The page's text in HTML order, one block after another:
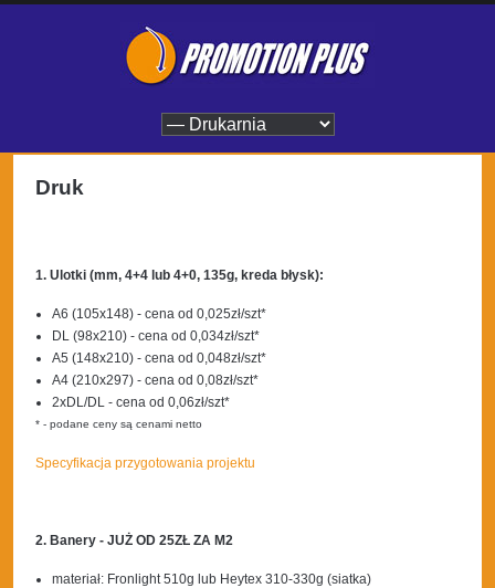
Druk
1. Ulotki (mm, 4+4 lub 4+0, 135g, kreda błysk):
A6 (105x148) - cena od 0,025zł/szt*
DL (98x210) - cena od 0,034zł/szt*
A5 (148x210) - cena od 0,048zł/szt*
A4 (210x297) - cena od 0,08zł/szt*
2xDL/DL - cena od 0,06zł/szt*
* - podane ceny są cenami netto
Specyfikacja przygotowania projektu
2. Banery - JUŻ OD 25ZŁ ZA M2
materiał: Fronlight 510g lub Heytex 310-330g (siatka)